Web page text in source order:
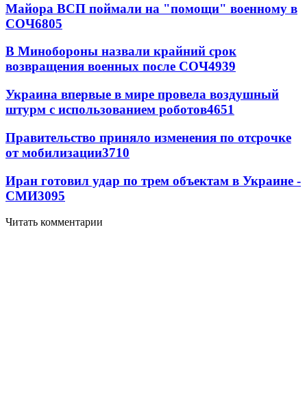
Майора ВСП поймали на "помощи" военному в
СОЧ6805
В Минобороны назвали крайний срок
возвращения военных после СОЧ4939
Украина впервые в мире провела воздушный
штурм с использованием роботов4651
Правительство приняло изменения по отсрочке
от мобилизации3710
Иран готовил удар по трем объектам в Украине -
СМИ3095
Читать комментарии